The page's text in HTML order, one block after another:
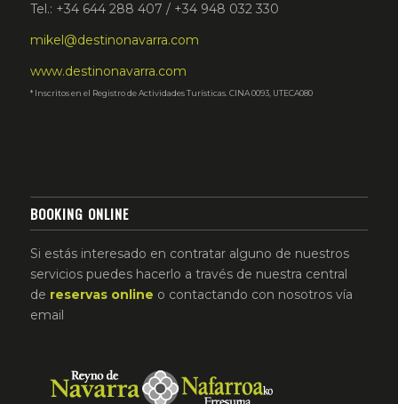
Tel.: +34 644 288 407 / +34 948 032 330
mikel@destinonavarra.com
www.destinonavarra.com
* Inscritos en el Registro de Actividades Turísticas. CINA 0093, UTECA080
BOOKING ONLINE
Si estás interesado en contratar alguno de nuestros
servicios puedes hacerlo a través de nuestra central
de reservasonline o contactando con nosotros vía
email